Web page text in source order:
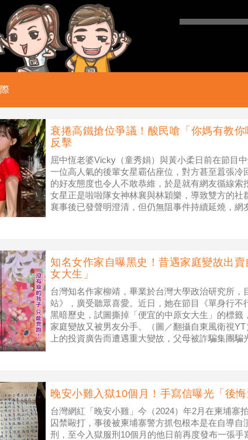
衰捲高鐵搶位爭議！酸民嗆「你媽有教
反擊
屈中恆老婆Vicky（童秀娟）與黃小柔日前在節目
一位高人氣的後輩女星霸佔座位，對方甚至囂張冷
的好友態度也令人不敢恭維，於是就有網友循線索
女星正是啦啦隊女神林襄與林穎樂，導致雙方的社
襄事後已發聲明澄清，但仍無阻事件持續延燒，網
知名女作家自曝黑史！昔遇家庭變故出
女大生」
台灣知名作家柳靖，畢業於台灣大學政治研究所，
站》，廣受聽眾喜愛。近日，她在節目《單身行不
黑暗歷史，試圖撕掉「便宜的中原女大生」的標
家庭變故又被男友分手。（圖／翻攝自東風衛視
上的投資廣告而遭遇重大變故，父母被詐騙集團
晚安小雞入獄10個月！手寫信曝光「後
台灣網紅「晚安小雞」今（2024）年2月在柬埔寨
囚禁毆打，事後被柬埔寨警方抓包根本是在自導自
刑，至今入獄服刑10個月的他日前再度發布一張